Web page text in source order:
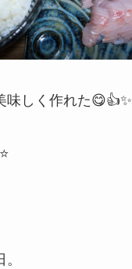
味しく作れた😋👍✨